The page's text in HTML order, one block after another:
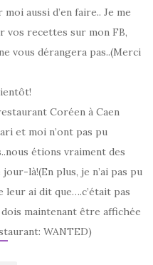
aussi d’en faire.. Je me
vos recettes sur mon FB,
vous dérangera pas..(Merci
Coréen à Caen
et moi n’ont pas pu
étions vraiment des
là!(En plus, je n’ai pas pu
leur ai dit que….c’était pas
maintenant être affichée
WANTED)